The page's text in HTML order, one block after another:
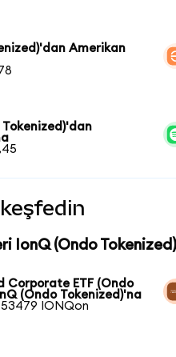
Amerikan
IonQ (Ondo
Corporate ETF (Ondo
(Ondo Tokenized)'na
IONQon